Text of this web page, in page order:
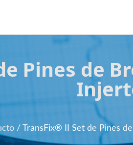
Pines de
/ TransFix® II Set de Pines